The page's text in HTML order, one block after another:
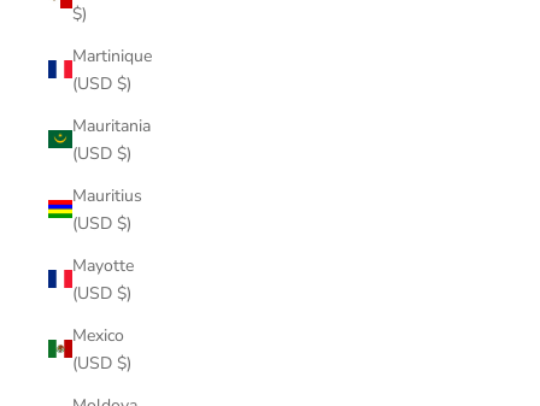
$)
Martinique
(USD $)
Mauritania
(USD $)
Mauritius
(USD $)
Mayotte
(USD $)
Mexico
(USD $)